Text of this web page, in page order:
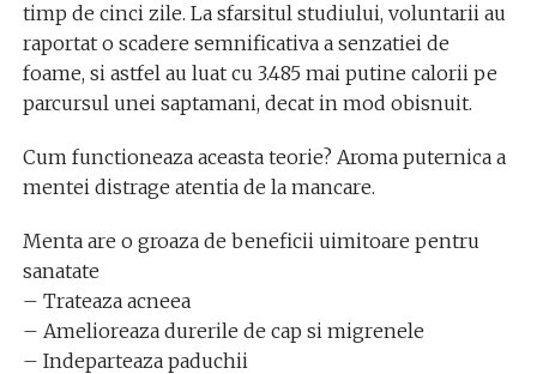
timp de cinci zile. La sfarsitul studiului, voluntarii au
raportat o scadere semnificativa a senzatiei de
foame, si astfel au luat cu 3.485 mai putine calorii pe
parcursul unei saptamani, decat in mod obisnuit.
Cum functioneaza aceasta teorie? Aroma puternica a
mentei distrage atentia de la mancare.
Menta are o groaza de beneficii uimitoare pentru
sanatate
– Trateaza acneea
– Amelioreaza durerile de cap si migrenele
– Indeparteaza paduchii